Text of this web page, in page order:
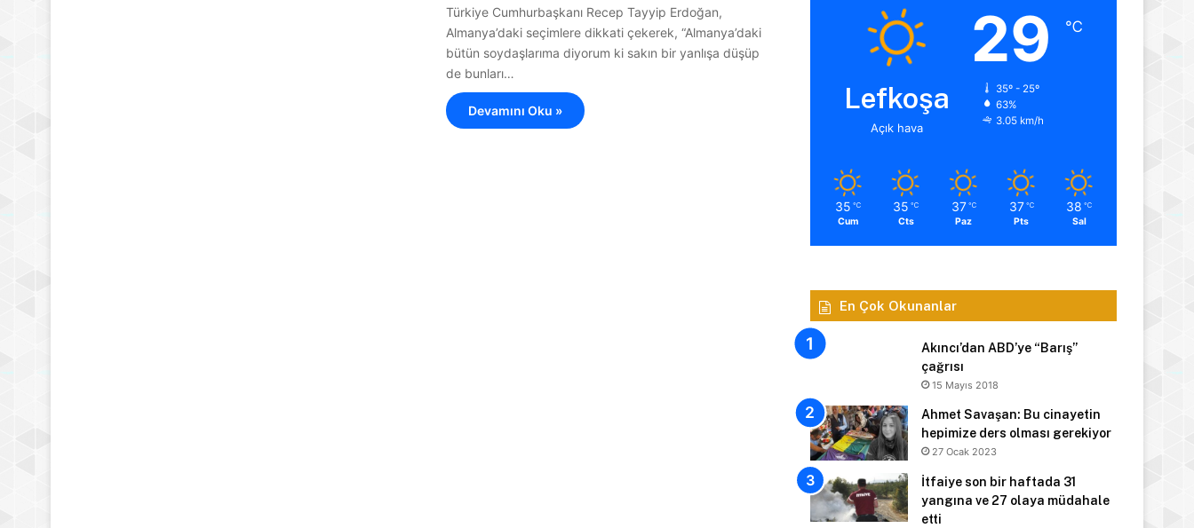
Türkiye Cumhurbaşkanı Recep Tayyip Erdoğan,
Almanya’daki seçimlere dikkati çekerek, “Almanya’daki
bütün soydaşlarıma diyorum ki sakın bir yanlışa düşüp
de bunları…
Devamını Oku » Lefkoşa
Açık hava
29 ℃
35º - 25º
63%
3.05 km/h
35 ℃
Cum
35 ℃
Cts
37 ℃
Paz
37 ℃
Pts
38 ℃
Sal
En Çok Okunanlar
Akıncı’dan ABD’ye “Barış”
çağrısı
15 Mayıs 2018
Ahmet Savaşan: Bu cinayetin
hepimize ders olması gerekiyor
27 Ocak 2023
İtfaiye son bir haftada 31
yangına ve 27 olaya müdahale
etti